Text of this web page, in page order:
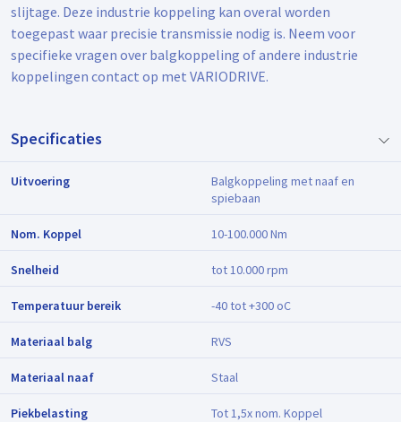
slijtage. Deze industrie koppeling kan overal worden
toegepast waar precisie transmissie nodig is. Neem voor
specifieke vragen over balgkoppeling of andere industrie
koppelingen contact op met VARIODRIVE.
Specificaties
Uitvoering
Balgkoppeling met naaf en
spiebaan
Nom. Koppel 10-100.000 Nm
Snelheid tot 10.000 rpm
Temperatuur bereik -40 tot +300 oC
Materiaal balg RVS
Materiaal naaf Staal
Piekbelasting Tot 1,5x nom. Koppel